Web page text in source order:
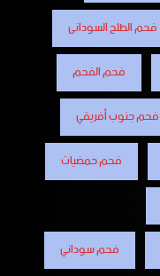
فحم الطلح السودانى
فحم الفحم
فحم جنوب أفريقي
فحم حمضيات
فحم سوداني